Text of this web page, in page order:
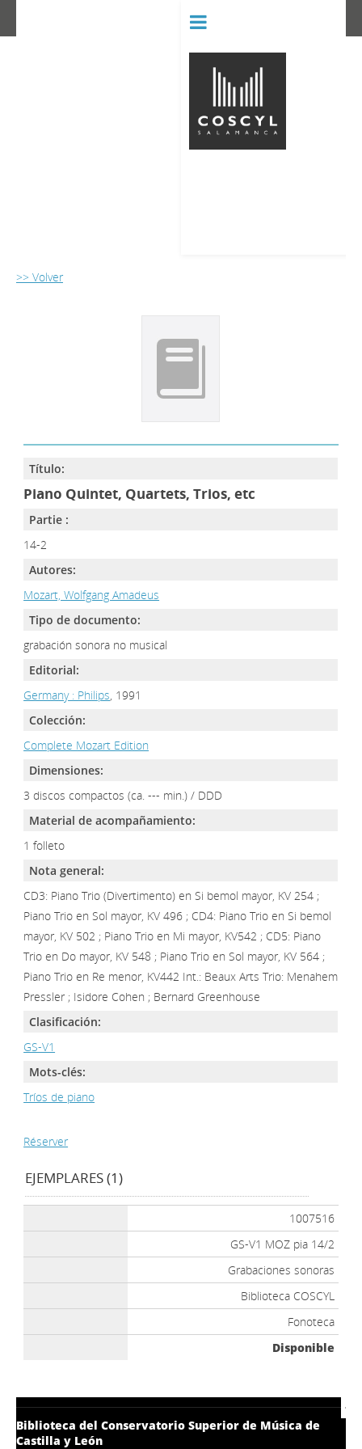
>> Volver
Título:
Piano Quintet, Quartets, Trios, etc
Partie :
14-2
Autores:
Mozart, Wolfgang Amadeus
Tipo de documento:
grabación sonora no musical
Editorial:
Germany : Philips, 1991
Colección:
Complete Mozart Edition
Dimensiones:
3 discos compactos (ca. --- min.) / DDD
Material de acompañamiento:
1 folleto
Nota general:
CD3: Piano Trio (Divertimento) en Si bemol mayor, KV 254 ;
Piano Trio en Sol mayor, KV 496 ; CD4: Piano Trio en Si bemol
mayor, KV 502 ; Piano Trio en Mi mayor, KV542 ; CD5: Piano
Trio en Do mayor, KV 548 ; Piano Trio en Sol mayor, KV 564 ;
Piano Trio en Re menor, KV442 Int.: Beaux Arts Trio: Menahem
Pressler ; Isidore Cohen ; Bernard Greenhouse
Clasificación:
GS-V1
Mots-clés:
Tríos de piano
Réserver
EJEMPLARES (1)
1007516
GS-V1 MOZ pia 14/2
Grabaciones sonoras
Biblioteca COSCYL
Fonoteca
Disponible
Biblioteca del Conservatorio Superior de Música de
Castilla y León